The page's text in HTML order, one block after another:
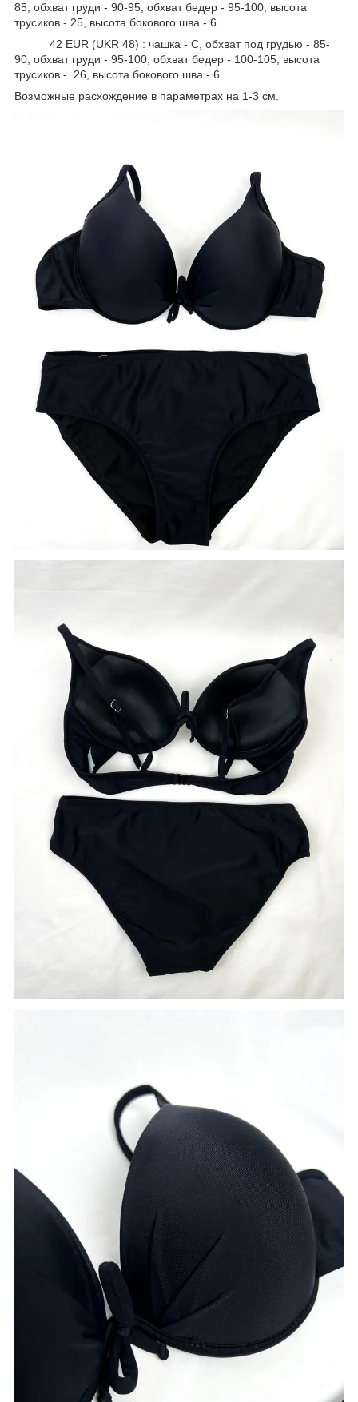
85, обхват груди - 90-95, обхват бедер - 95-100, высота
трусиков - 25, высота бокового шва - 6
42 EUR (UKR 48) : чашка - C, обхват под грудью - 85-
90, обхват груди - 95-100, обхват бедер - 100-105, высота
трусиков - 26, высота бокового шва - 6.
Возможные расхождение в параметрах на 1-3 см.